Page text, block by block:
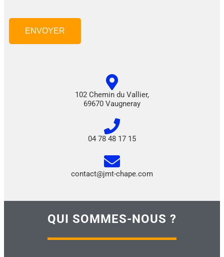
ENVOYER
102 Chemin du Vallier,
69670 Vaugneray
04 78 48 17 15
contact@jmt-chape.com
QUI SOMMES-NOUS ?